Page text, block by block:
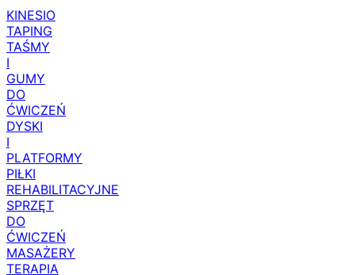
KINESIO
TAPING
TAŚMY
I
GUMY
DO
ĆWICZEŃ
DYSKI
I
PLATFORMY
PIŁKI
REHABILITACYJNE
SPRZĘT
DO
ĆWICZEŃ
MASAŻERY
TERAPIA